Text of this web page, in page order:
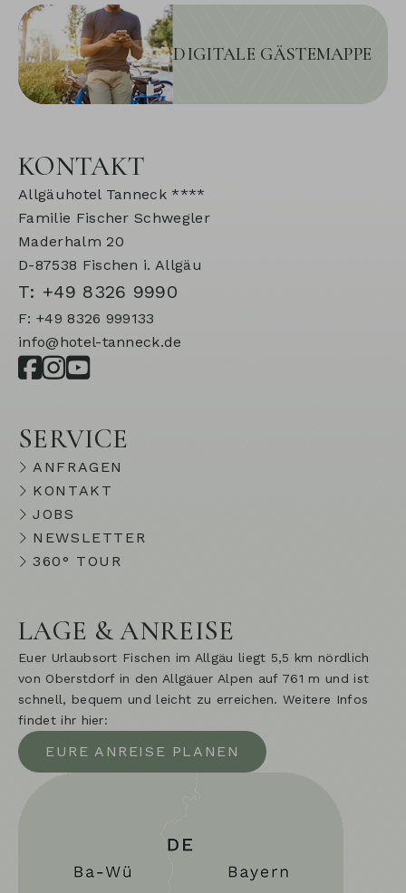
DIGITALE GÄSTEMAPPE
KONTAKT
Allgäuhotel Tanneck ****
Familie Fischer Schwegler
Maderhalm 20
D-87538 Fischen i. Allgäu
T: +49 8326 9990
F: +49 8326 999133
info@hotel-tanneck.de
SERVICE
ANFRAGEN
KONTAKT
JOBS
NEWSLETTER
360° TOUR
LAGE & ANREISE
Euer Urlaubsort Fischen im Allgäu liegt 5,5 km nördlich
von Oberstdorf in den Allgäuer Alpen auf 761 m und ist
schnell, bequem und leicht zu erreichen. Weitere Infos
findet ihr hier:
EURE ANREISE PLANEN